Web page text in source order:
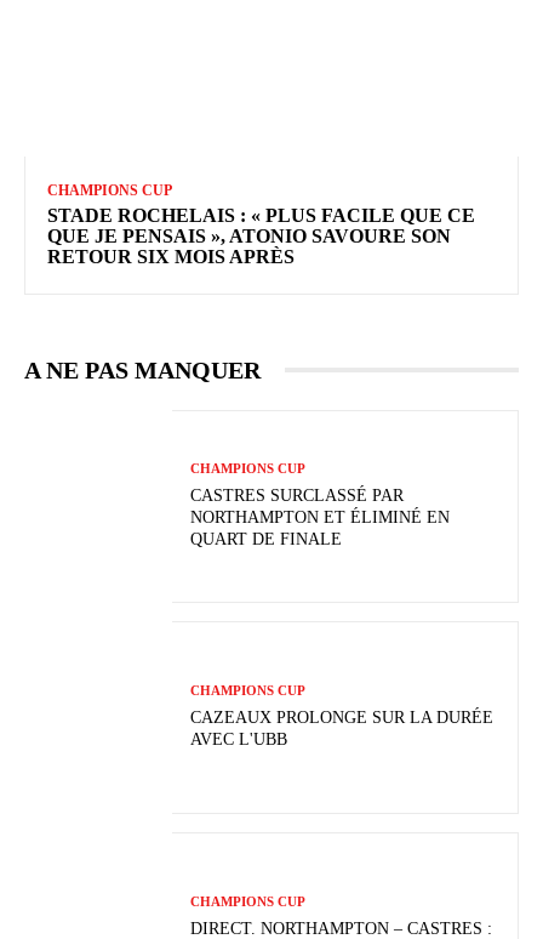
CHAMPIONS CUP
STADE ROCHELAIS : « PLUS FACILE QUE CE
QUE JE PENSAIS », ATONIO SAVOURE SON
RETOUR SIX MOIS APRÈS
A NE PAS MANQUER
CHAMPIONS CUP
CASTRES SURCLASSÉ PAR
NORTHAMPTON ET ÉLIMINÉ EN
QUART DE FINALE
CHAMPIONS CUP
CAZEAUX PROLONGE SUR LA DURÉE
AVEC L'UBB
CHAMPIONS CUP
DIRECT. NORTHAMPTON – CASTRES :